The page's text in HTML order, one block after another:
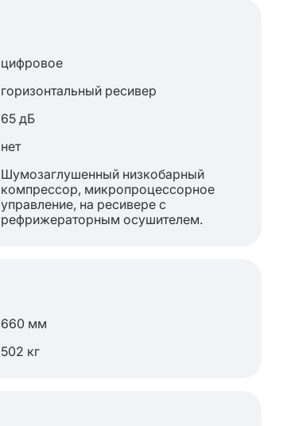
цифровое
горизонтальный ресивер
65 дБ
нет
Шумозаглушенный низкобарный
компрессор, микропроцессорное
управление, на ресивере с
рефрижераторным осушителем.
660 мм
502 кг